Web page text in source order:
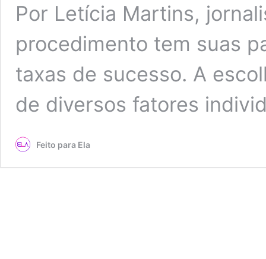
Por Letícia Martins,
procedimento tem suas
taxas de sucesso. A
de diversos fatores
Feito para Ela